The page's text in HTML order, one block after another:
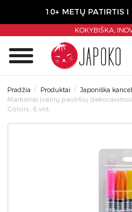
10+ METŲ PATIRTIS I
KOKYBIŠKA,
Pradžia Produktai
Japoniška
Markeriai įvairių paviršių
Colors, 6 vnt.